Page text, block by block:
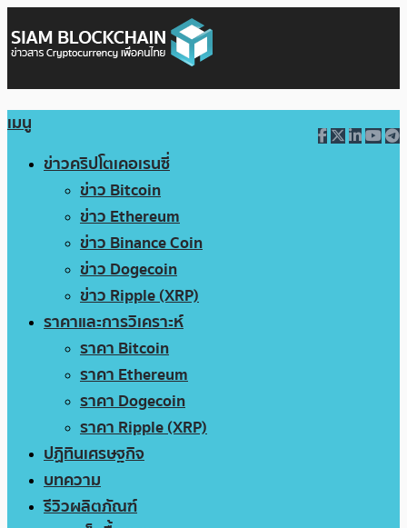
เมนู
ข่าวคริปโตเคอเรนซี่
ข่าว Bitcoin
ข่าว Ethereum
ข่าว Binance Coin
ข่าว Dogecoin
ข่าว Ripple (XRP)
ราคาและการวิเคราะห์
ราคา Bitcoin
ราคา Ethereum
ราคา Dogecoin
ราคา Ripple (XRP)
ปฏิทินเศรษฐกิจ
บทความ
รีวิวผลิตภัณฑ์